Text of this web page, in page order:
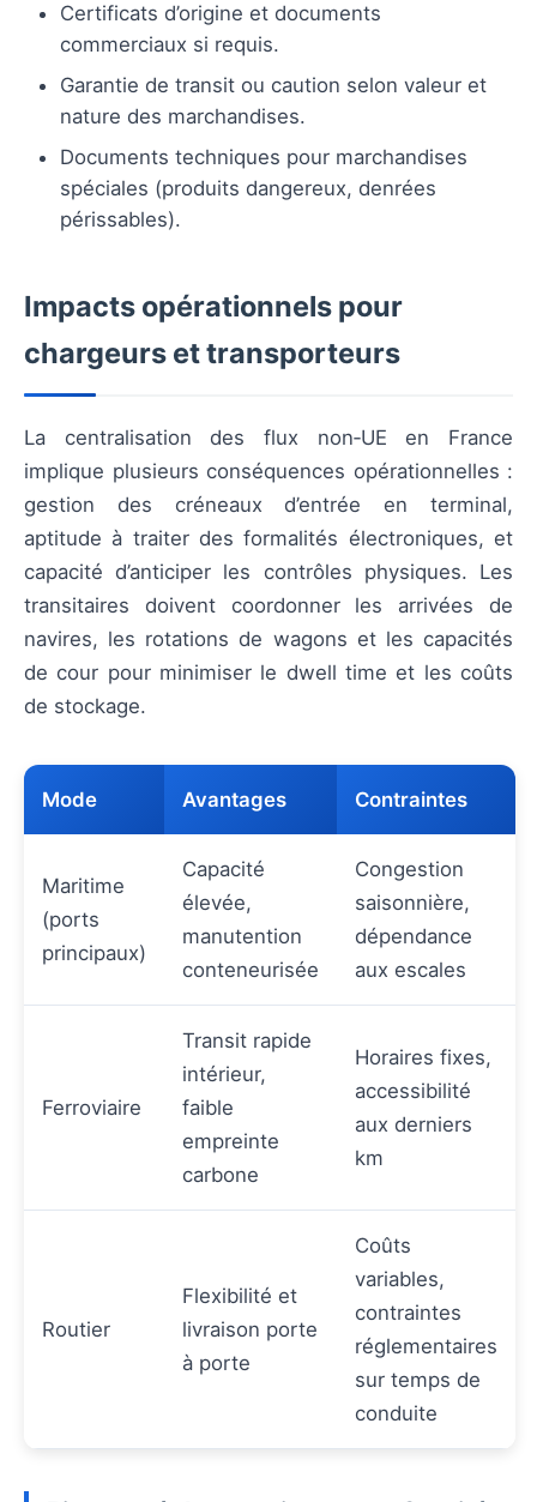
Certificats d’origine et documents
commerciaux si requis.
Garantie de transit ou caution selon valeur et
nature des marchandises.
Documents techniques pour marchandises
spéciales (produits dangereux, denrées
périssables).
Impacts opérationnels pour
chargeurs et transporteurs
La centralisation des flux non‑UE en France
implique plusieurs conséquences opérationnelles :
gestion des créneaux d’entrée en terminal,
aptitude à traiter des formalités électroniques, et
capacité d’anticiper les contrôles physiques. Les
transitaires doivent coordonner les arrivées de
navires, les rotations de wagons et les capacités
de cour pour minimiser le dwell time et les coûts
de stockage.
Mode Avantages Contraintes
Maritime
(ports
principaux)
Capacité
élevée,
manutention
conteneurisée
Congestion
saisonnière,
dépendance
aux escales
Ferroviaire
Transit rapide
intérieur,
faible
empreinte
carbone
Horaires fixes,
accessibilité
aux derniers
km
Routier
Flexibilité et
livraison porte
à porte
Coûts
variables,
contraintes
réglementaires
sur temps de
conduite